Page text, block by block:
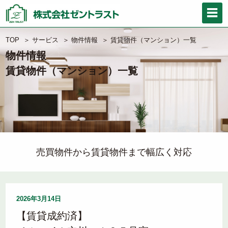
TOP ＞ サービス ＞ 物件情報 ＞ 賃貸物件（マンション）一覧
物件情報
賃貸物件（マンション）一覧
売買物件から賃貸物件まで幅広く対応
2026年3月14日
【賃貸成約済】